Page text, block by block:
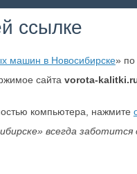
ссылке
машин в Новосибирске» по
сайта vorota-
компьютера, нажмите
всегда заботится